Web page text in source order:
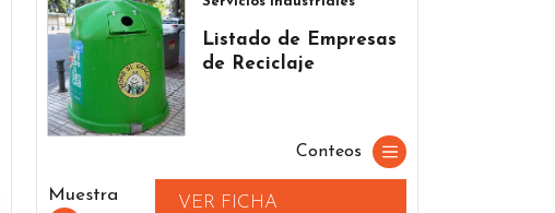
Listado de Empresas
de Reciclaje
Conteos
Muestra
VER FICHA